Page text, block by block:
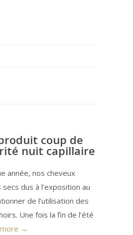
coup de
nuit capillaire
année, nos cheveux
dus à l’exposition au
de l’utilisation des
Une fois la fin de l’été
→